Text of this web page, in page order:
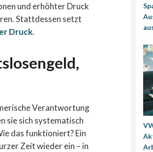
und erhöhter Druck
Stattdessen setzt
Druck.
Verantwortung
sie sich systematisch
das funktioniert? Ein
Zeit wieder ein – in